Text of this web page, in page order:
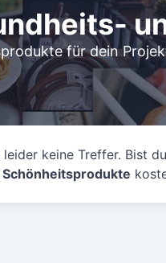
für dein
leider keine Treffer. Bist